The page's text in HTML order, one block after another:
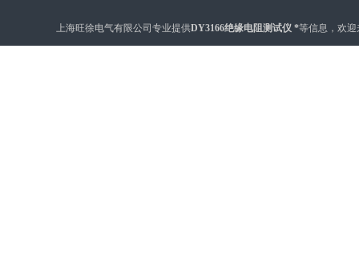
上海旺徐电气有限公司专业提供DY3166绝缘电阻测试仪 *等信息，欢迎